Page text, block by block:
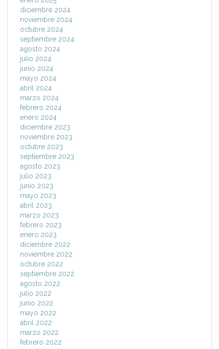
diciembre 2024
noviembre 2024
octubre 2024
septiembre 2024
agosto 2024
julio 2024
junio 2024
mayo 2024
abril 2024
marzo 2024
febrero 2024
enero 2024
diciembre 2023
noviembre 2023
octubre 2023
septiembre 2023
agosto 2023
julio 2023
junio 2023
mayo 2023
abril 2023
marzo 2023
febrero 2023
enero 2023
diciembre 2022
noviembre 2022
octubre 2022
septiembre 2022
agosto 2022
julio 2022
junio 2022
mayo 2022
abril 2022
marzo 2022
febrero 2022